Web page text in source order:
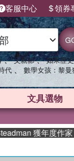
客服中心 領券
、 父親節 、 如果歷
代 、 數學女孩：黎曼
文具選物
度作家，《史坎